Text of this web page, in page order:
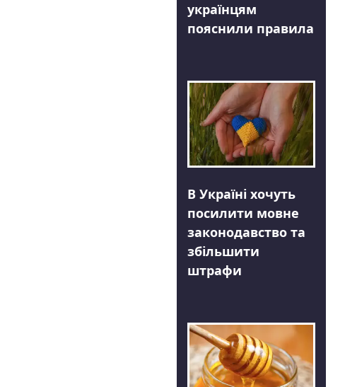
українцям
пояснили правила
В Україні хочуть
посилити мовне
законодавство та
збільшити
штрафи